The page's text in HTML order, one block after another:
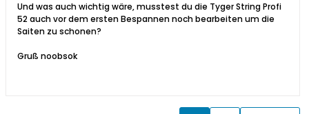
Und was auch wichtig wäre, musstest du die Tyger String Profi
52 auch vor dem ersten Bespannen noch bearbeiten um die
Saiten zu schonen?
Gruß noobsok